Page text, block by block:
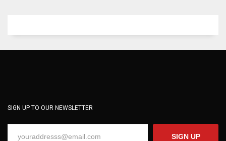
SIGN UP TO OUR NEWSLETTER
SIGN UP